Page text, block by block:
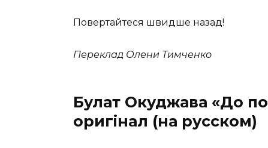
Повертайтеся швидше назад!
Переклад Олени Тимченко
Булат Окуджава «До
оригінал (на русском)